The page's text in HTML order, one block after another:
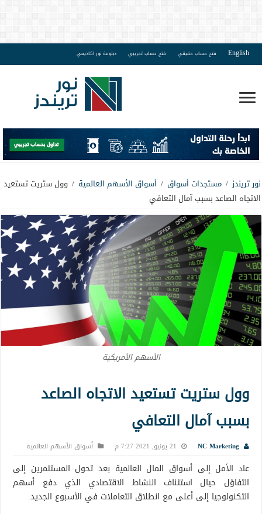
English فتح حساب حقيقي فتح حساب تجريبي دبلومة نور اكاديمي
نور تريندز / مستجدات أسواق / أسواق الأسهم العالمية / وول ستريت تستعيد
الاتجاه الصاعد بسبب آمال التعافي
الأسهم الأمريكية
وول ستريت تستعيد الاتجاه الصاعد
بسبب آمال التعافي
NC Marketing 21 يونيو, 2021 7:27 م أسواق الأسهم العالمية
عاد الأمل إلى أسواق المال العالمية بعد تحول المستثمرين إلى
التفاؤل حيال استئناف النشاط الاقتصادي الذي دفع أسهم
التكنولوجيا إلى أعلى مع انطلاق التعاملات في الأسبوع الجديد.